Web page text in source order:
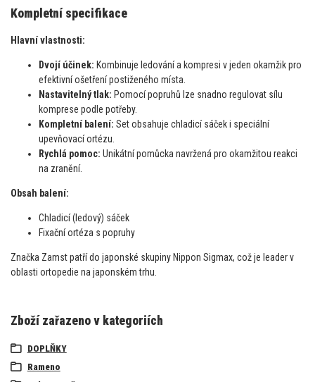
Kompletní specifikace
Hlavní vlastnosti:
Dvojí účinek: Kombinuje ledování a kompresi v jeden okamžik pro
efektivní ošetření postiženého místa.
Nastavitelný tlak: Pomocí popruhů lze snadno regulovat sílu
komprese podle potřeby.
Kompletní balení: Set obsahuje chladicí sáček i speciální
upevňovací ortézu.
Rychlá pomoc: Unikátní pomůcka navržená pro okamžitou reakci
na zranění.
Obsah balení:
Chladicí (ledový) sáček
Fixační ortéza s popruhy
Značka Zamst patří do japonské skupiny Nippon Sigmax, což je leader v
oblasti ortopedie na japonském trhu.
Zboží zařazeno v kategoriích
DOPLŇKY
Rameno